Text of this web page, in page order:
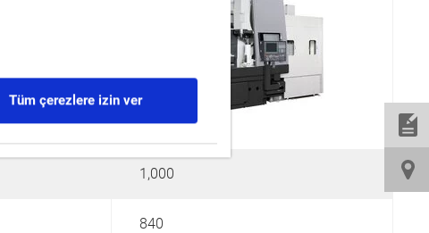
Tüm çerezlere izin ver
1,000
840